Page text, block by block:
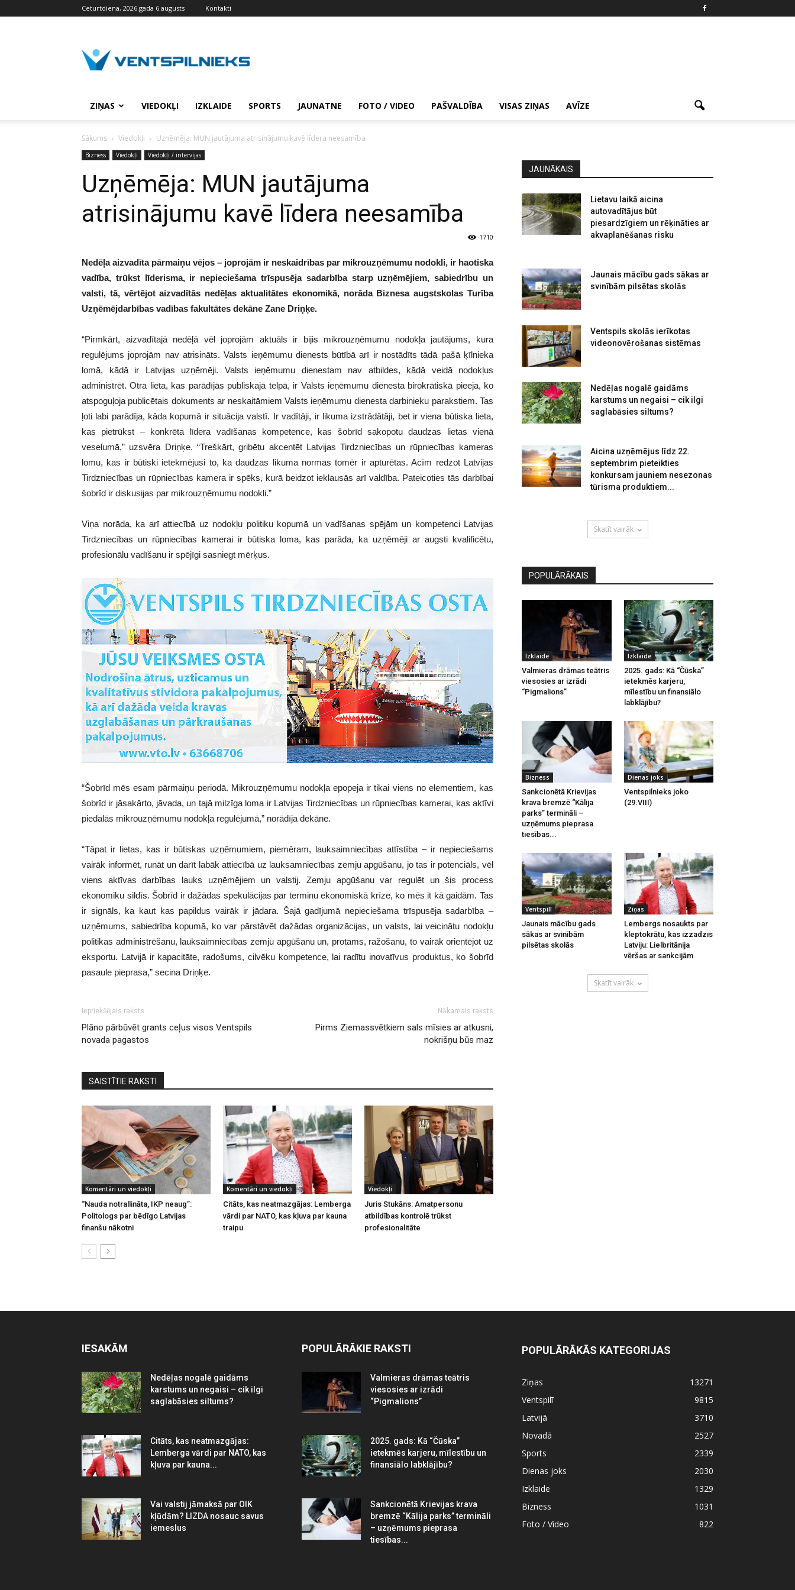
Ceturtdiena, 2026.gada 6.augusts Kontakti
ZIŅAS VIEDOKĻI IZKLAIDE SPORTS JAUNATNE FOTO / VIDEO PAŠVALDĪBA VISAS ZIŅAS AVĪZE
Sākums Viedokļi Uzņēmēja: MUN jautājuma atrisinājumu kavē līdera neesamība
Bizness Viedokļi Viedokļi / intervijas
Uzņēmēja: MUN jautājuma
atrisinājumu kavē līdera neesamība
1710
Nedēļa aizvadīta pārmaiņu vējos – joprojām ir neskaidrības par mikrouzņēmumu nodokli, ir haotiska
vadība, trūkst līderisma, ir nepieciešama trīspusēja sadarbība starp uzņēmējiem, sabiedrību un
valsti, tā, vērtējot aizvadītās nedēļas aktualitātes ekonomikā, norāda Biznesa augstskolas Turība
Uzņēmējdarbības vadības fakultātes dekāne Zane Driņķe.
“Pirmkārt, aizvadītajā nedēļā vēl joprojām aktuāls ir bijis mikrouzņēmumu nodokļa jautājums, kura
regulējums joprojām nav atrisināts. Valsts ieņēmumu dienests būtībā arī ir nostādīts tādā pašā ķīlnieka
lomā, kādā ir Latvijas uzņēmēji. Valsts ieņēmumu dienestam nav atbildes, kādā veidā nodokļus
administrēt. Otra lieta, kas parādījās publiskajā telpā, ir Valsts ieņēmumu dienesta birokrātiskā pieeja, ko
atspoguļoja publicētais dokuments ar neskaitāmiem Valsts ieņēmumu dienesta darbinieku parakstiem. Tas
ļoti labi parādīja, kāda kopumā ir situācija valstī. Ir vadītāji, ir likuma izstrādātāji, bet ir viena būtiska lieta,
kas pietrūkst – konkrēta līdera vadīšanas kompetence, kas šobrīd sakopotu daudzas lietas vienā
veselumā,” uzsvēra Driņķe. “Treškārt, gribētu akcentēt Latvijas Tirdzniecības un rūpniecības kameras
lomu, kas ir būtiski ietekmējusi to, ka daudzas likuma normas tomēr ir apturētas. Acīm redzot Latvijas
Tirdzniecības un rūpniecības kamera ir spēks, kurā beidzot ieklausās arī valdība. Pateicoties tās darbībai
šobrīd ir diskusijas par mikrouzņēmumu nodokli.”
Viņa norāda, ka arī attiecībā uz nodokļu politiku kopumā un vadīšanas spējām un kompetenci Latvijas
Tirdzniecības un rūpniecības kamerai ir būtiska loma, kas parāda, ka uzņēmēji ar augsti kvalificētu,
profesionālu vadīšanu ir spējīgi sasniegt mērķus.
“Šobrīd mēs esam pārmaiņu periodā. Mikrouzņēmumu nodokļa epopeja ir tikai viens no elementiem, kas
šobrīd ir jāsakārto, jāvada, un tajā milzīga loma ir Latvijas Tirdzniecības un rūpniecības kamerai, kas aktīvi
piedalās mikrouzņēmumu nodokļa regulējumā,” norādīja dekāne.
“Tāpat ir lietas, kas ir būtiskas uzņēmumiem, piemēram, lauksaimniecības attīstība – ir nepieciešams
vairāk informēt, runāt un darīt labāk attiecībā uz lauksamniecības zemju apgūšanu, jo tas ir potenciāls, vēl
viens aktīvas darbības lauks uzņēmējiem un valstij. Zemju apgūšanu var regulēt un šis process
ekonomiku sildīs. Šobrīd ir dažādas spekulācijas par terminu ekonomiskā krīze, ko mēs it kā gaidām. Tas
ir signāls, ka kaut kas papildus vairāk ir jādara. Šajā gadījumā nepieciešama trīspusēja sadarbība –
uzņēmums, sabiedrība kopumā, ko var pārstāvēt dažādas organizācijas, un valsts, lai veicinātu nodokļu
politikas administrēšanu, lauksaimniecības zemju apgūšanu un, protams, ražošanu, to vairāk orientējot uz
eksportu. Latvijā ir kapacitāte, radošums, cilvēku kompetence, lai radītu inovatīvus produktus, ko šobrīd
pasaule pieprasa,” secina Driņķe.
Iepriekšējais raksts
Plāno pārbūvēt grants ceļus visos Ventspils
novada pagastos
Nākamais raksts
Pirms Ziemassvētkiem sals mīsies ar atkusni,
nokrišņu būs maz
SAISTĪTIE RAKSTI
Komentāri un viedokļi
“Nauda notrallināta, IKP neaug”:
Politologs par bēdīgo Latvijas
finanšu nākotni
Komentāri un viedokļi
Citāts, kas neatmazgājas: Lemberga
vārdi par NATO, kas kļuva par kauna
traipu
Viedokļi
Juris Stukāns: Amatpersonu
atbildības kontrolē trūkst
profesionalitāte
JAUNĀKAIS
Lietavu laikā aicina
autovadītājus būt
piesardzīgiem un rēķināties ar
akvaplanēšanas risku
Jaunais mācību gads sākas ar
svinībām pilsētas skolās
Ventspils skolās ierīkotas
videonovērošanas sistēmas
Nedēļas nogalē gaidāms
karstums un negaisi – cik ilgi
saglabāsies siltums?
Aicina uzņēmējus līdz 22.
septembrim pieteikties
konkursam jauniem nesezonas
tūrisma produktiem...
Skatīt vairāk
POPULĀRĀKAIS
Izklaide
Valmieras drāmas teātris
viesosies ar izrādi
“Pigmalions”
Izklaide
2025. gads: Kā “Čūska”
ietekmēs karjeru,
mīlestību un finansiālo
labklājību?
Bizness
Sankcionētā Krievijas
krava bremzē “Kālija
parks” termināli –
uzņēmums pieprasa
tiesības...
Dienas joks
Ventspilnieks joko
(29.VIII)
Ventspilī
Jaunais mācību gads
sākas ar svinībām
pilsētas skolās
Ziņas
Lembergs nosaukts par
kleptokrātu, kas izzadzis
Latviju: Lielbritānija
vēršas ar sankcijām
Skatīt vairāk
IESAKĀM
Nedēļas nogalē gaidāms
karstums un negaisi – cik ilgi
saglabāsies siltums?
Citāts, kas neatmazgājas:
Lemberga vārdi par NATO, kas
kļuva par kauna...
Vai valstij jāmaksā par OIK
kļūdām? LIZDA nosauc savus
iemeslus
POPULĀRĀKIE RAKSTI
Valmieras drāmas teātris
viesosies ar izrādi
“Pigmalions”
2025. gads: Kā “Čūska”
ietekmēs karjeru, mīlestību un
finansiālo labklājību?
Sankcionētā Krievijas krava
bremzē “Kālija parks” termināli
– uzņēmums pieprasa
tiesības...
POPULĀRĀKĀS KATEGORIJAS
Ziņas
13271
Ventspilī
9815
Latvijā
3710
Novadā
2527
Sports
2339
Dienas joks
2030
Izklaide
1329
Bizness
1031
Foto / Video
822